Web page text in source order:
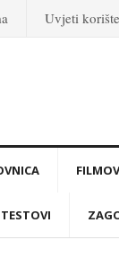
Uvjeti